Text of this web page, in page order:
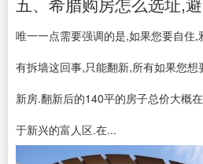
唯一一点需要强调的是,如果您要自住
有拆墙这回事,只能翻新,所有如果您
新房.翻新后的140平的房子总价大概
于新兴的富人区.在...